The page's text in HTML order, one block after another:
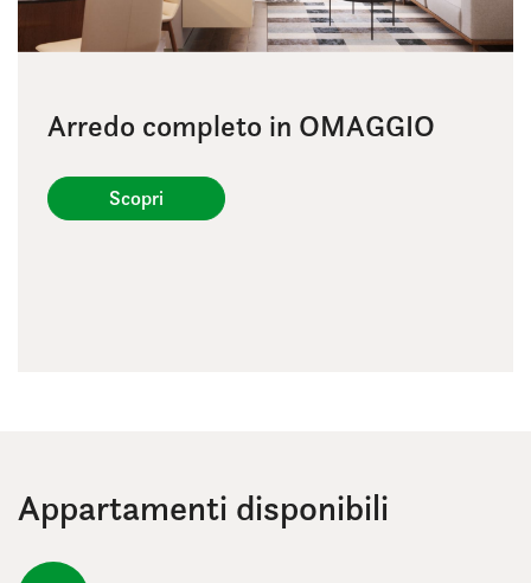
Arredo completo in OMAGGIO
Scopri
Appartamenti disponibili